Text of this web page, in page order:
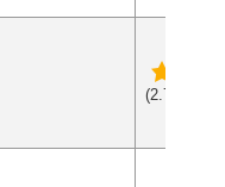
(2.7/5)